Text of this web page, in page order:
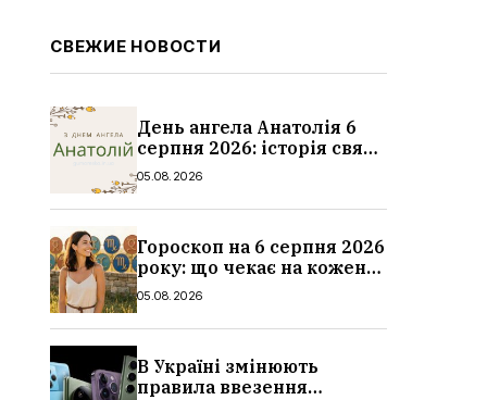
СВЕЖИЕ НОВОСТИ
День ангела Анатолія 6
серпня 2026: історія свята,
значення імені,
прозі
05.08.2026
Гороскоп на 6 серпня 2026
року: що чекає на кожен
знак зодіаку
05.08.2026
В Україні змінюють
правила ввезення